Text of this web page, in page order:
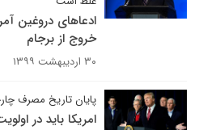
ادعاهای دروغین
خروج از برجام
۳۰ اردیبهشت ۱۳۹۹
پایان تاریخ مصرف
امریکا باید در